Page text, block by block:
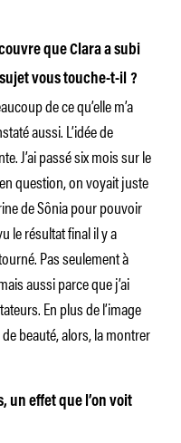
que Clara a subi
vous touche-t-il ?
de ce qu’elle m’a
aussi. L’idée de
J’ai passé six mois sur le
question, on voyait juste
de Sônia pour pouvoir
le résultat final il y a
Pas seulement à
aussi parce que j’ai
En plus de l’image
beauté, alors, la montrer
un effet que l’on voit